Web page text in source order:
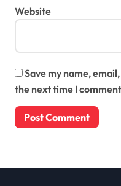
Website
Save my name,
the next time I